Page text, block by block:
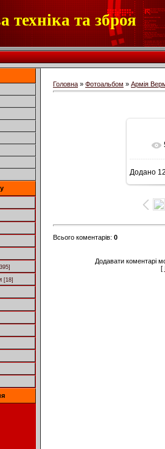
техніка та зброя
[18]
Головна » Фотоальбом » Армія
Додано
Всього коментарів: 0
Додавати коментарі
[